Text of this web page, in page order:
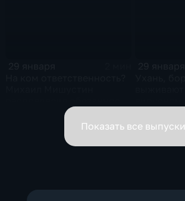
вице-премьеров
Показать все выпуски